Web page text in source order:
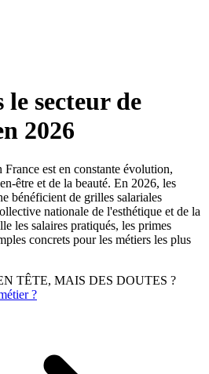
le secteur de
2026
est en constante évolution,
être et de la beauté. En 2026, les
bénéficient de grilles salariales
nationale de l'esthétique et de la
les salaires pratiqués, les primes
concrets pour les métiers les plus
TÊTE, MAIS DES DOUTES ?
?